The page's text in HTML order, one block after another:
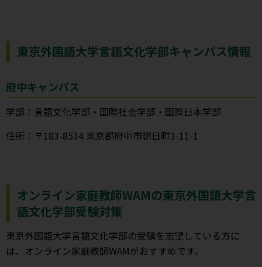
東京外国語大学言語文化学部キャンパス情報
府中キャンパス
学部：言語文化学部・国際社会学部・国際日本学部
住所：〒183-8534 東京都府中市朝日町3-11-1
オンライン家庭教師WAMの東京外国語大学言
語文化学部受験対策
東京外国語大学言語文化学部の受験を志望している方に
は、オンライン家庭教師WAMがおすすめです。